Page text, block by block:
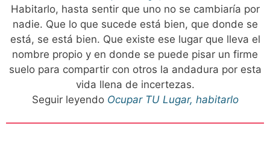
Habitarlo, hasta sentir que uno no se cambiaría por
nadie. Que lo que sucede está bien, que donde se
está, se está bien. Que existe ese lugar que lleva el
nombre propio y en donde se puede pisar un firme
suelo para compartir con otros la andadura por esta
vida llena de incertezas.
Seguir leyendo Ocupar TU Lugar, habitarlo